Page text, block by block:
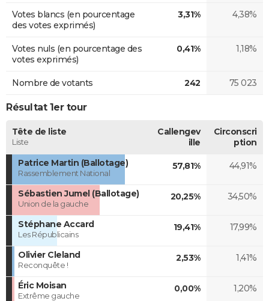
Votes blancs (en pourcentage
des votes exprimés)
3,31% 4,38%
Votes nuls (en pourcentage des
votes exprimés)
0,41% 1,18%
Nombre de votants 242 75 023
Résultat 1er tour
Tête de liste
Liste
Callengev
ille
Circonscri
ption
Patrice Martin (Ballotage)
Rassemblement National
57,81% 44,91%
Sébastien Jumel (Ballotage)
Union de la gauche
20,25% 34,50%
Stéphane Accard
Les Républicains
19,41% 17,99%
Olivier Cleland
Reconquête !
2,53% 1,41%
Éric Moisan
Extrême gauche
0,00% 1,20%